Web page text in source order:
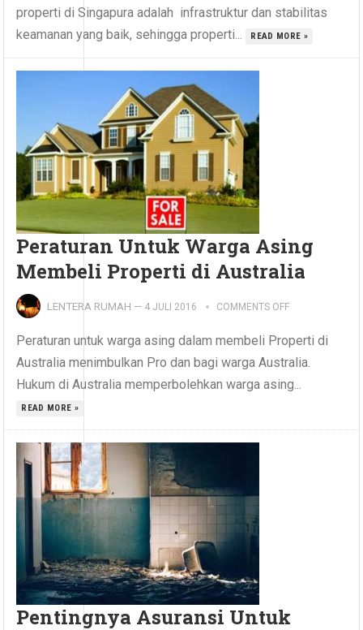
properti di Singapura adalah infrastruktur dan stabilitas
keamanan yang baik, sehingga properti...
READ MORE »
Peraturan Untuk Warga Asing
Membeli Properti di Australia
LENTERA RUMAH — 4 JULI 2016 COMMENTS OFF
Peraturan untuk warga asing dalam membeli Properti di
Australia menimbulkan Pro dan bagi warga Australia.
Hukum di Australia memperbolehkan warga asing...
READ MORE »
Pentingnya Asuransi Untuk